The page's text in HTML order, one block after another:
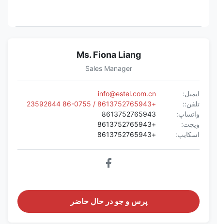
Ms. Fiona Liang
Sales Manager
ایمیل:
info@estel.com.cn
تلفن::
+8613752765943 / 86-0755 23592644
واتساپ:
8613752765943
ویچت:
+8613752765943
اسکایپ:
+8613752765943
پرس و جو در حال حاضر